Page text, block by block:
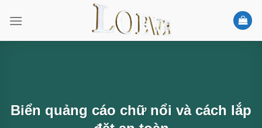
Biển quảng cáo chữ nổi và cách lắp